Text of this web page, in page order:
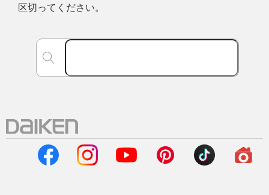
区切ってください。